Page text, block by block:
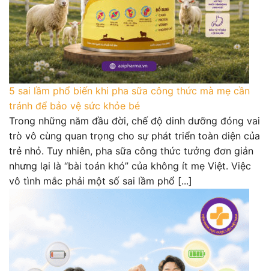
5 sai lầm phổ biến khi pha sữa công thức mà mẹ cần
tránh để bảo vệ sức khỏe bé
Trong những năm đầu đời, chế độ dinh dưỡng đóng vai
trò vô cùng quan trọng cho sự phát triển toàn diện của
trẻ nhỏ. Tuy nhiên, pha sữa công thức tưởng đơn giản
nhưng lại là “bài toán khó” của không ít mẹ Việt. Việc
vô tình mắc phải một số sai lầm phổ [...]